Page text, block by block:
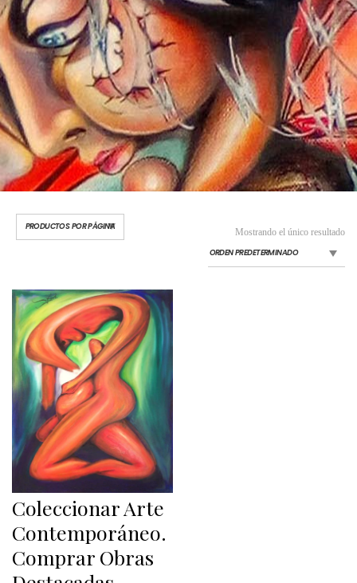
Mostrando el único resultado
Coleccionar Arte
Contemporáneo.
Comprar Obras